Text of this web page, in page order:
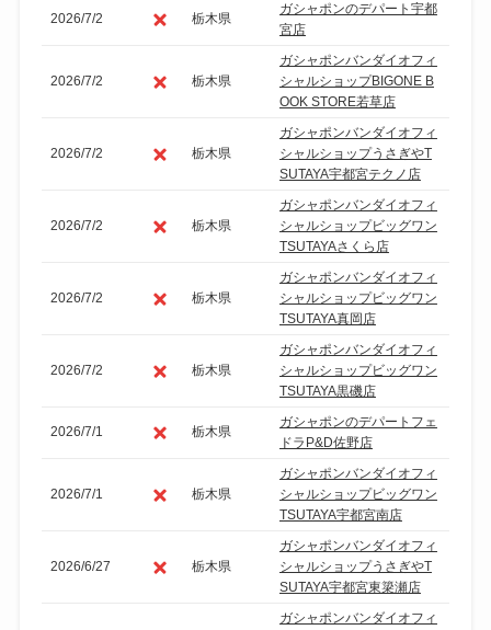
2026/7/2 栃木県
ガシャポンのデパート宇都
宮店
2026/7/2 栃木県
ガシャポンバンダイオフィ
シャルショップBIGONE B
OOK STORE若草店
2026/7/2 栃木県
ガシャポンバンダイオフィ
シャルショップうさぎやT
SUTAYA宇都宮テクノ店
2026/7/2 栃木県
ガシャポンバンダイオフィ
シャルショップビッグワン
TSUTAYAさくら店
2026/7/2 栃木県
ガシャポンバンダイオフィ
シャルショップビッグワン
TSUTAYA真岡店
2026/7/2 栃木県
ガシャポンバンダイオフィ
シャルショップビッグワン
TSUTAYA黒磯店
2026/7/1 栃木県
ガシャポンのデパートフェ
ドラP&D佐野店
2026/7/1 栃木県
ガシャポンバンダイオフィ
シャルショップビッグワン
TSUTAYA宇都宮南店
2026/6/27 栃木県
ガシャポンバンダイオフィ
シャルショップうさぎやT
SUTAYA宇都宮東簗瀬店
ガシャポンバンダイオフィ